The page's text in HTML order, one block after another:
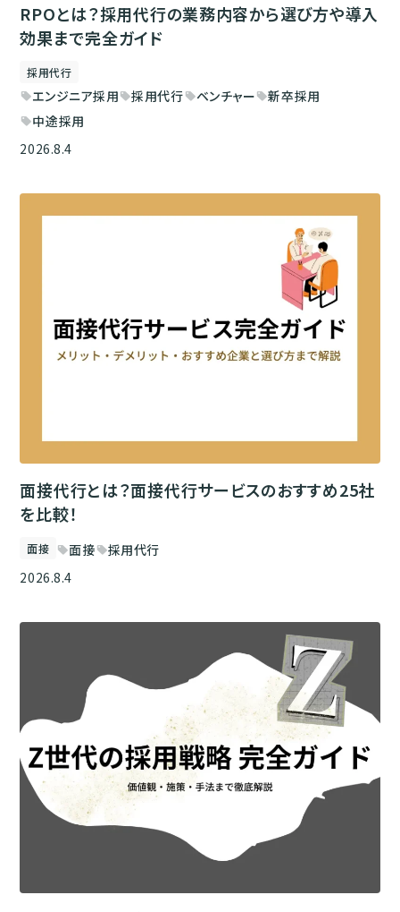
RPOとは？採用代行の業務内容から選び方や導入
効果まで完全ガイド
採用代行
sellエンジニア採用sell採用代行sellベンチャーsell新卒採用
sell中途採用
2026.8.4
面接代行とは？面接代行サービスのおすすめ25社
を比較！
面接 sell面接sell採用代行
2026.8.4